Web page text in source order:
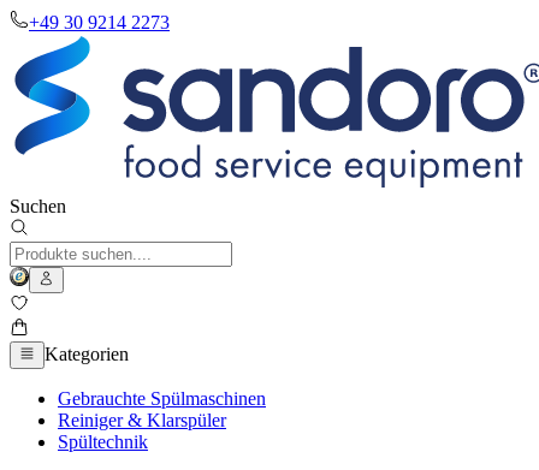
+49 30 9214 2273
Suchen
Kategorien
Gebrauchte Spülmaschinen
Reiniger & Klarspüler
Spültechnik